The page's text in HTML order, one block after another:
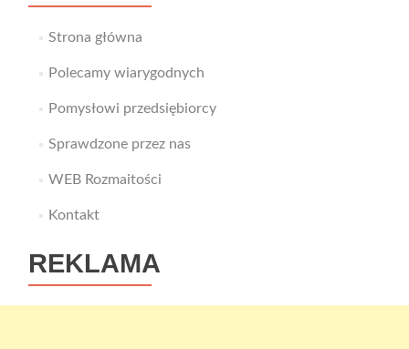
Strona główna
Polecamy wiarygodnych
Pomysłowi przedsiębiorcy
Sprawdzone przez nas
WEB Rozmaitości
Kontakt
REKLAMA